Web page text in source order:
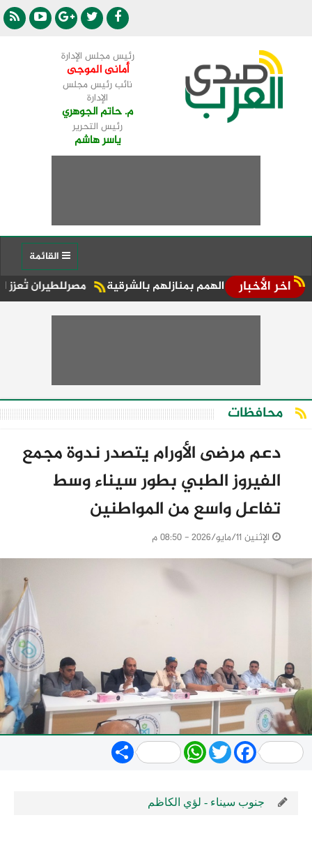
رئيس مجلس الإدارة
أمانى الموجى
نائب رئيس مجلس
الإدارة
م. حاتم الجوهري
رئيس التحرير
ياسر هاشم
اخر الأخبار مصرللطيران تُعزز الحركة الهمم بمنازلهم بالشرقية
محافظات
دعم مرضى الأورام يتصدر ندوة مجمع
الفيروز الطبي بطور سيناء وسط
تفاعل واسع من المواطنين
الإثنين 11/مايو/2026 - 08:50 م
Share WhatsApp
TwitterFacebook
جنوب سيناء - لؤي الكاظم